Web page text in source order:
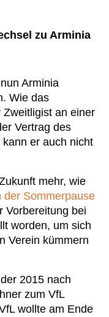
zu Arminia
Arminia
Wie das
Zweitligist an einer
Vertrag des
er auch nicht
mehr, wie
der Sommerpause
Vorbereitung bei
worden, um sich
Verein kümmern
2015 nach
zum VfL
wollte am Ende